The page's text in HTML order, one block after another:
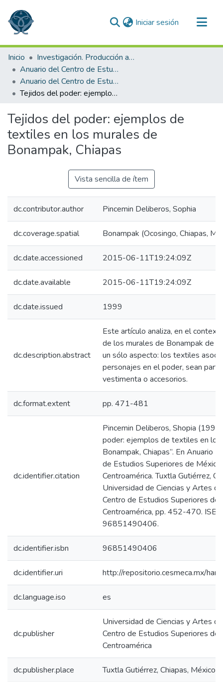
Iniciar sesión (current)
Comunidades
Todo DSpace
Estadísticas
Inicio
Investigación. Producción académica
Anuario del Centro de Estudios Superiores de México y Centroamérica
Anuario del Centro de Estudios Superiores de México y Centroamérica 1998
Tejidos del poder: ejemplos de textiles en los murales de Bonampak, Chiapas
Tejidos del poder: ejemplos de
textiles en los murales de
Bonampak, Chiapas
Vista sencilla de ítem
dc.contributor.author Pincemin Deliberos, Sophia
dc.coverage.spatial Bonampak (Ocosingo, Chiapas,
dc.date.accessioned 2015-06-11T19:24:09Z
dc.date.available 2015-06-11T19:24:09Z
dc.date.issued 1999
dc.description.abstract
Este artículo analiza, en el
de los murales de Bonampak de
un sólo aspecto: los textiles
personajes en el poder, sean
vestimenta o accesorios.
dc.format.extent pp. 471-481
dc.identifier.citation
Pincemin Deliberos, Shopia
poder: ejemplos de textiles en los
Bonampak, Chiapas”. En Anuario
de Estudios Superiores de México
Centroamérica. Tuxtla Gutiérrez,
Universidad de Ciencias y Artes
Centro de Estudios Superiores de
Centroamérica, pp. 452-470. ISBN
96851490406.
dc.identifier.isbn 96851490406
dc.identifier.uri http://repositorio.cesmeca.mx/
dc.language.iso es
dc.publisher
Universidad de Ciencias y Artes
Centro de Estudios Superiores de
Centroamérica
dc.publisher.place Tuxtla Gutiérrez, Chiapas, México